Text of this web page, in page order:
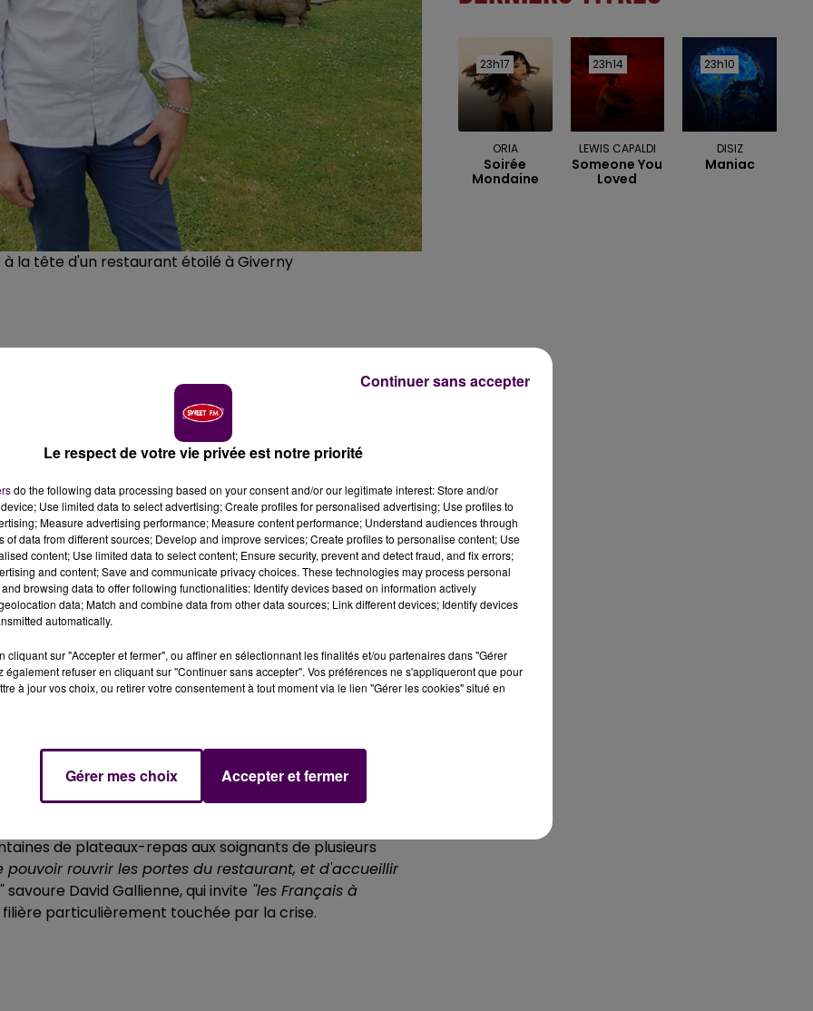
la tête d'un restaurant étoilé à Giverny
réponse ce mercredi soir. Parmi les deux finalistes
Originaire de Condé-sur-Sarthe, il est également à la
durant le confinement, livre son verdict ce
de la onzième édition du programme culinaire, diffusé
est également à la tête du"Jardin des Plumes", un
avant de poser ses fourneaux dans le village du peintre
"un ascenseur émotionnel et une aventure
en question:
laissé son équipe gérer le restaurant eurois durant les
l’épidémie de"Covid-19",aura aussi été marquée par
trois mois. Une période durant laquelle le chef a
de plateaux-repas aux soignants de plusieurs
pouvoir rouvrir les portes du restaurant, et d'accueillir
savoure David Gallienne, qui invite "les Français à
particulièrement touchée par la crise.
23h17
23h17
ORIA
Soirée
Mondaine
23h14
23h14
LEWIS CAPALDI
Someone You
Loved
23h10
23h10
DISIZ
Maniac
Le respect de votre vie privée est notre priorité
do the following data processing based on your consent and/or our legitimate interest: Store and/or
Use limited data to select advertising; Create profiles for personalised advertising; Use profiles to
Measure advertising performance; Measure content performance; Understand audiences through
of data from different sources; Develop and improve services; Create profiles to personalise content; Use
content; Use limited data to select content; Ensure security, prevent and detect fraud, and fix errors;
and content; Save and communicate privacy choices. These technologies may process personal
browsing data to offer following functionalities: Identify devices based on information actively
data; Match and combine data from other data sources; Link different devices; Identify devices
automatically.
cliquant sur "Accepter et fermer", ou affiner en sélectionnant les finalités et/ou partenaires dans "Gérer
également refuser en cliquant sur "Continuer sans accepter". Vos préférences ne s'appliqueront que pour
à jour vos choix, ou retirer votre consentement à tout moment via le lien "Gérer les cookies" situé en
Gérer mes choix Accepter et fermer
Continuer sans accepter